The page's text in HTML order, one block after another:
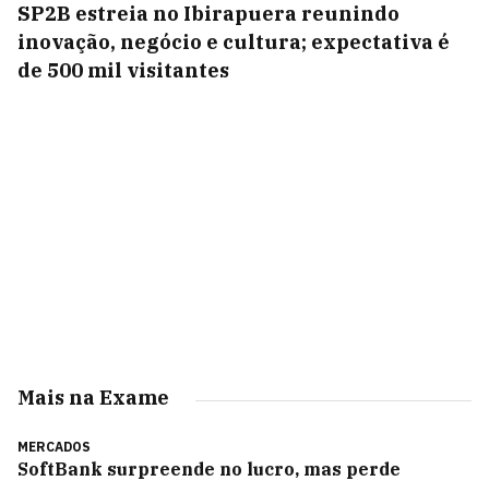
SP2B estreia no Ibirapuera reunindo
inovação, negócio e cultura; expectativa é
de 500 mil visitantes
Mais na Exame
MERCADOS
SoftBank surpreende no lucro, mas perde